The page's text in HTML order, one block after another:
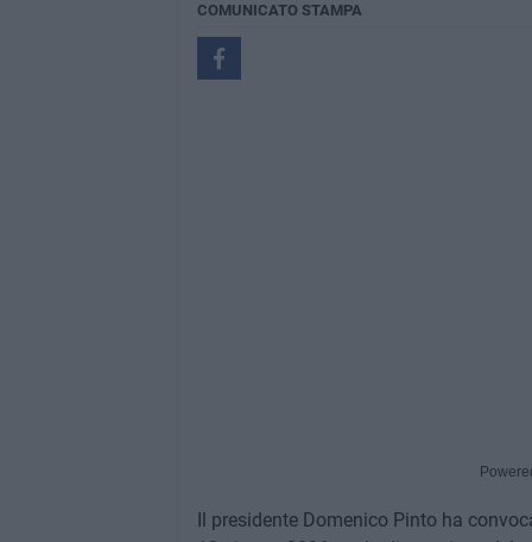
COMUNICATO STAMPA
Il presidente Domenico Pinto ha